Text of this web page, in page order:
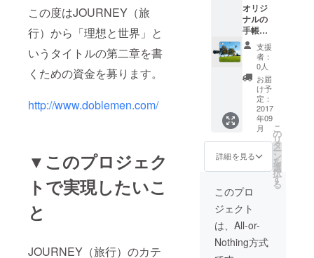
この度はJOURNEY（旅
行）から「理想と世界」と
いうタイトルの第二章を書
くための資金を募ります。
http://www.doblemen.com/
▼このプロジェク
トで実現したいこ
と
JOURNEY（旅行）のカテ
オリジ
ナルの
手帳型
スマホ
ケース
です。
DOBLE
MENの
ロゴが
入って
いま
す。販
売する
予定は
ありま
せんの
で、リ
ターン
限定ア
イテム
です。
各サイ
支援
者：
0人
お届
け予
定：
2017
年09
月
詳細を見る
こ
の
リ
タ
ー
ン
を
選
択
す
る
このプロ
ジェクト
は、All-or-
Nothing方式